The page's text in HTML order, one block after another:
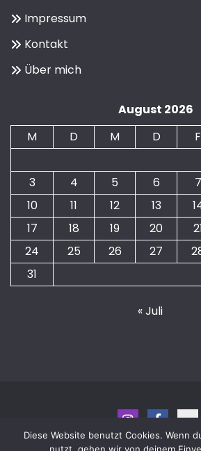
Impressum
Kontakt
Über mich
August 2026
M
D M D F
3
4 5 6 7
10
11 12 13
17
18 19 20
24
25 26 27
31
« Juli
Diese Website benutzt Cookies. Wenn